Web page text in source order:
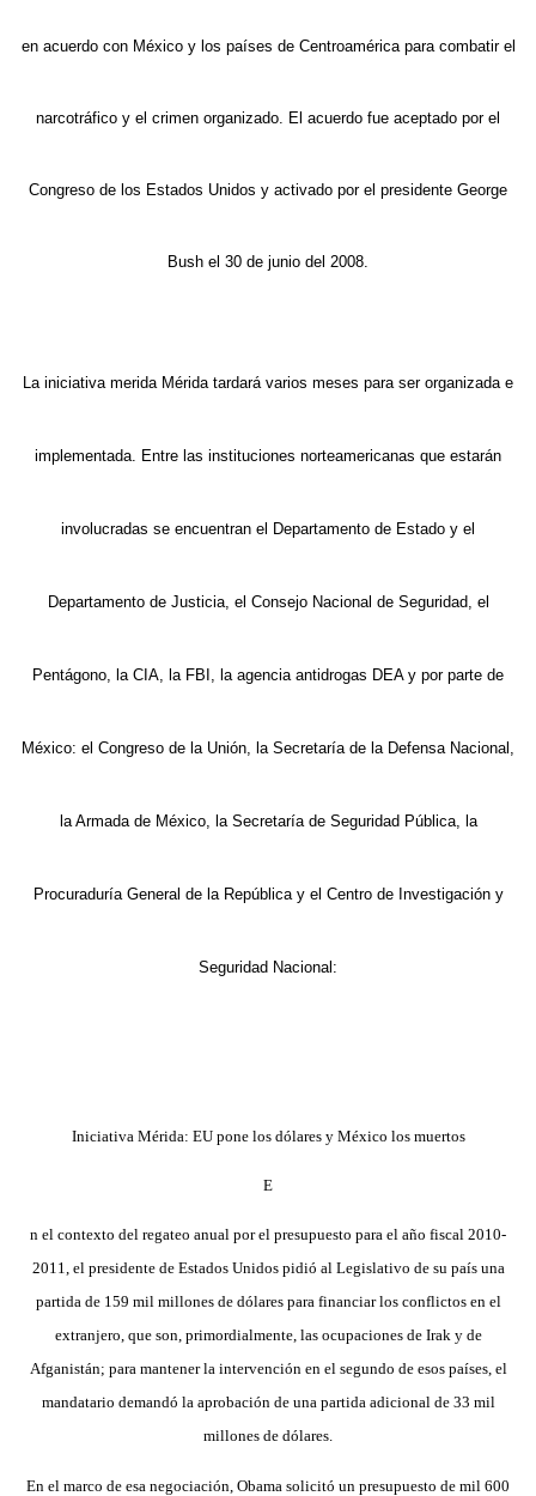
en acuerdo con México y los países de Centroamérica para combatir el
narcotráfico y el crimen organizado. El acuerdo fue aceptado por el
Congreso de los Estados Unidos y activado por el presidente George
Bush el 30 de junio del 2008.
La iniciativa merida Mérida tardará varios meses para ser organizada e
implementada. Entre las instituciones norteamericanas que estarán
involucradas se encuentran el Departamento de Estado y el
Departamento de Justicia, el Consejo Nacional de Seguridad, el
Pentágono, la CIA, la FBI, la agencia antidrogas DEA y por parte de
México: el Congreso de la Unión, la Secretaría de la Defensa Nacional,
la Armada de México, la Secretaría de Seguridad Pública, la
Procuraduría General de la República y el Centro de Investigación y
Seguridad Nacional:
Iniciativa Mérida: EU pone los dólares y México los muertos
E
n el contexto del regateo anual por el presupuesto para el año fiscal 2010-
2011, el presidente de Estados Unidos pidió al Legislativo de su país una
partida de 159 mil millones de dólares para financiar los conflictos en el
extranjero, que son, primordialmente, las ocupaciones de Irak y de
Afganistán; para mantener la intervención en el segundo de esos países, el
mandatario demandó la aprobación de una partida adicional de 33 mil
millones de dólares.
En el marco de esa negociación, Obama solicitó un presupuesto de mil 600